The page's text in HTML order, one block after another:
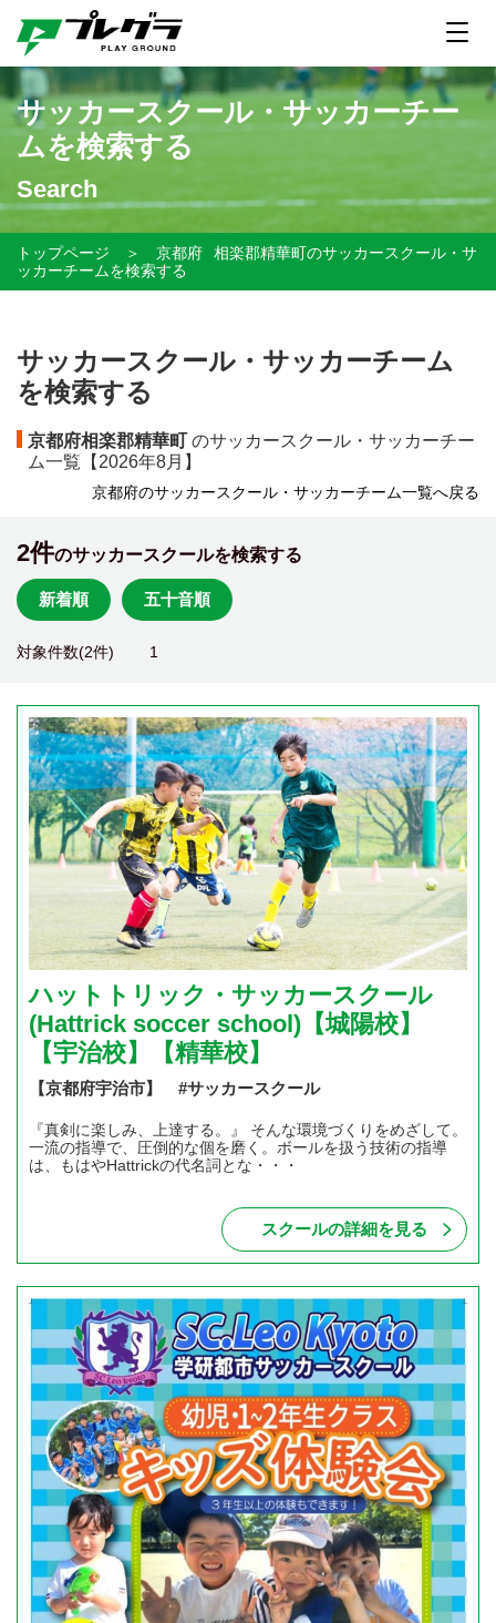
サッカースクール・サッカーチー
ムを検索する
Search
トップページ ＞ 京都府
相楽郡精華町のサッカースクール・サ
ッカーチームを検索する
サッカースクール・サッカーチーム
を検索する
京都府相楽郡精華町 のサッカースクール・サッカーチー
ム一覧【 2026年8月】
京都府のサッカースクール・サッカーチーム一覧へ戻る
2件のサッカースクールを検索する
新着順 五十音順
対象件数(2件) 1
ハットトリック・サッカースクール
(Hattrick soccer school)【城陽校】
【宇治校】【精華校】
【京都府宇治市】 #サッカースクール
『真剣に楽しみ、上達する。』 そんな環境づくりをめざして。
一流の指導で、圧倒的な個を磨く。ボールを扱う技術の指導
は、もはやHattrickの代名詞とな・・・
スクールの詳細を見る